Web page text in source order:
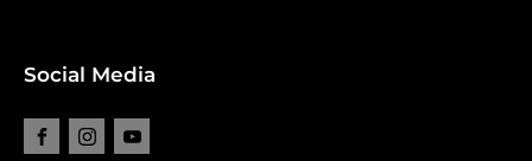
Social Media